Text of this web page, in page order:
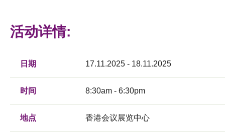
活动详情:
日期 17.11.2025 - 18.11.2025
时间 8:30am - 6:30pm
地点 香港会议展览中心